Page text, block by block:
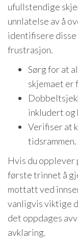
ufullstendige
unnlatelse av å
identifisere
frustrasjon.
Sørg for at
skjemaet er
inkludert
Verifiser at
tidsrammen.
Hvis du
første trinnet å
mottatt ved
vanligvis viktige
det oppdages
avklaring.